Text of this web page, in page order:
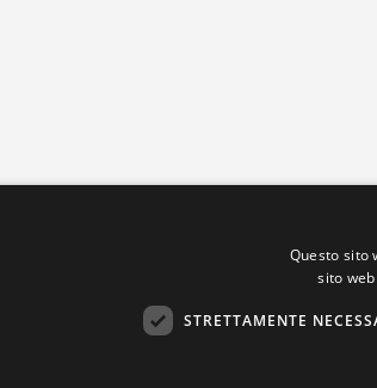
Questo sito
sito
STRETTAMENTE